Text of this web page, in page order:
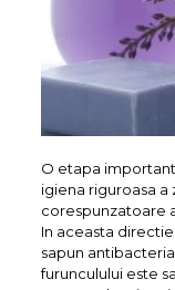
O etapa
igiena riguroasa a
corespunzatoare
In aceasta
sapun
furunculului este